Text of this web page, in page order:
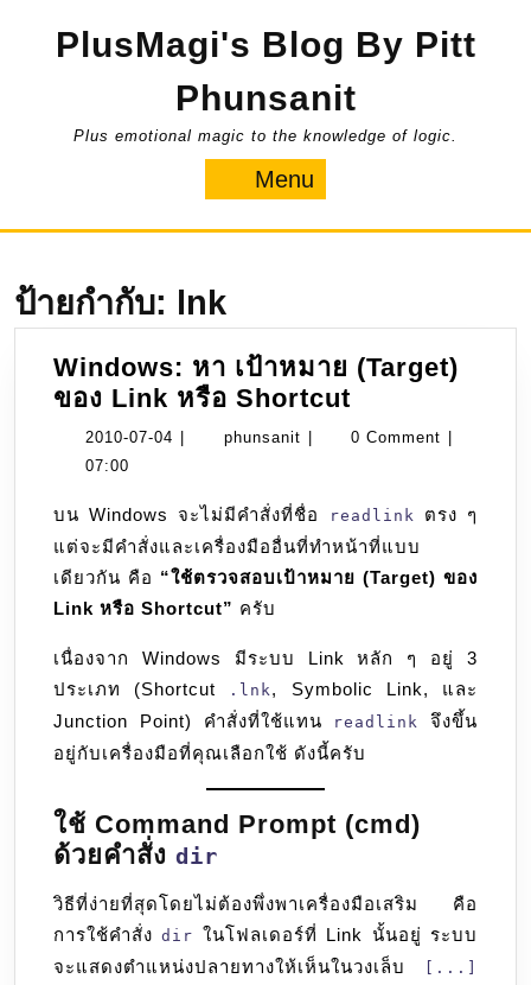
PlusMagi's Blog By Pitt
Phunsanit
Plus emotional magic to the knowledge of logic.
Menu
ป้ายกำกับ: lnk
Windows: หา เป้าหมาย (Target)
ของ Link หรือ Shortcut
หา
(Target)
ของ
Link
Shortcut
2010-07-04 2010- phunsanit phunsanit0 Comment
07:00
บน Windows จะไม่มีคำสั่งที่ชื่อ readlink
ตรง ๆ
แต่จะมีคำสั่งและเครื่องมืออื่นที่ทำหน้าที่แบบ
เดียวกัน คือ “ใช้ตรวจสอบเป้าหมาย (Target) ของ
Link หรือ Shortcut” ครับ
เนื่องจาก Windows มีระบบ Link หลัก ๆ อยู่ 3
ประเภท (Shortcut
.lnk, Symbolic Link, และ
Junction Point) คำสั่งที่ใช้แทน
readlink
จึงขึ้น
อยู่กับเครื่องมือที่คุณเลือกใช้ ดังนี้ครับ
ใช้ Command Prompt (cmd)
ด้วยคำสั่ง dir
วิธีที่ง่ายที่สุดโดยไม่ต้องพึ่งพาเครื่องมือเสริม คือ
การใช้คำสั่งdir ในโฟลเดอร์ที่ Link นั้นอยู่ ระบบ
จะแสดงตำแหน่งปลายทางให้เห็นในวงเล็บ
[...]